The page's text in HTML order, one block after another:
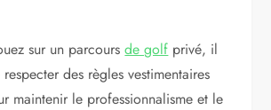
sur un parcoursde golf privé, il
des règles vestimentaires
maintenir le professionnalisme et le